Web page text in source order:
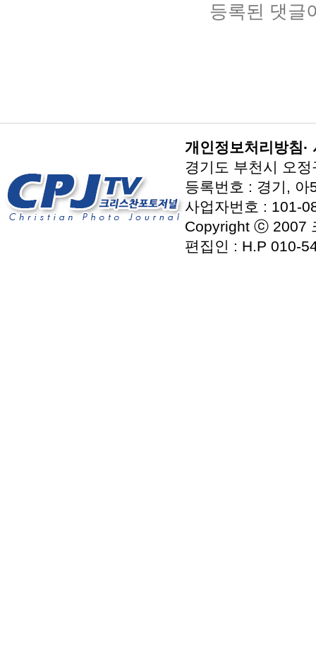
등록된 댓글
개인정보처리방침·
경기도 부천시 오
등록번호 : 경기,
사업자번호 : 101-
Copyright ⓒ 2007
편집인 : H.P 010-